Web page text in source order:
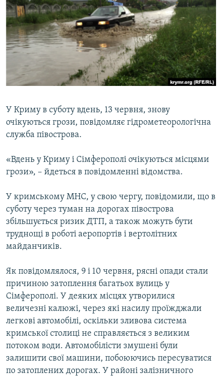
ВСЕ ЗА ДЕНЬ
СПЕЦПРОЕКТИ
ДЕПОРТАЦІЯ
СВІДЧЕННЯ ОКУПАЦІЇ
ІНФОГРАФІКА
ЯК ОБІЙТИ БЛОКУВАННЯ
Qırımtatar
ДОЛУЧАЙСЯ!
Усі сайти RFE/RL
У Криму в суботу вдень, 13 червня, знову
очікуються грози, повідомляє гідрометеорологічна
служба півострова.
«Вдень у Криму і Сімферополі очікуються місцями
грози», – йдеться в повідомленні відомства.
У кримському МНС, у свою чергу, повідомили, що в
суботу через туман на дорогах півострова
збільшується ризик ДТП, а також можуть бути
труднощі в роботі аеропортів і вертолітних
майданчиків.
Як повідомлялося, 9 і 10 червня, рясні опади стали
причиною затоплення багатьох вулиць у
Сімферополі. У деяких місцях утворилися
величезні калюжі, через які насилу проїжджали
легкові автомобілі, оскільки зливова система
кримської столиці не справляється з великим
потоком води. Автомобілісти змушені були
залишити свої машини, побоюючись пересуватися
по затоплених дорогах. У районі залізничного